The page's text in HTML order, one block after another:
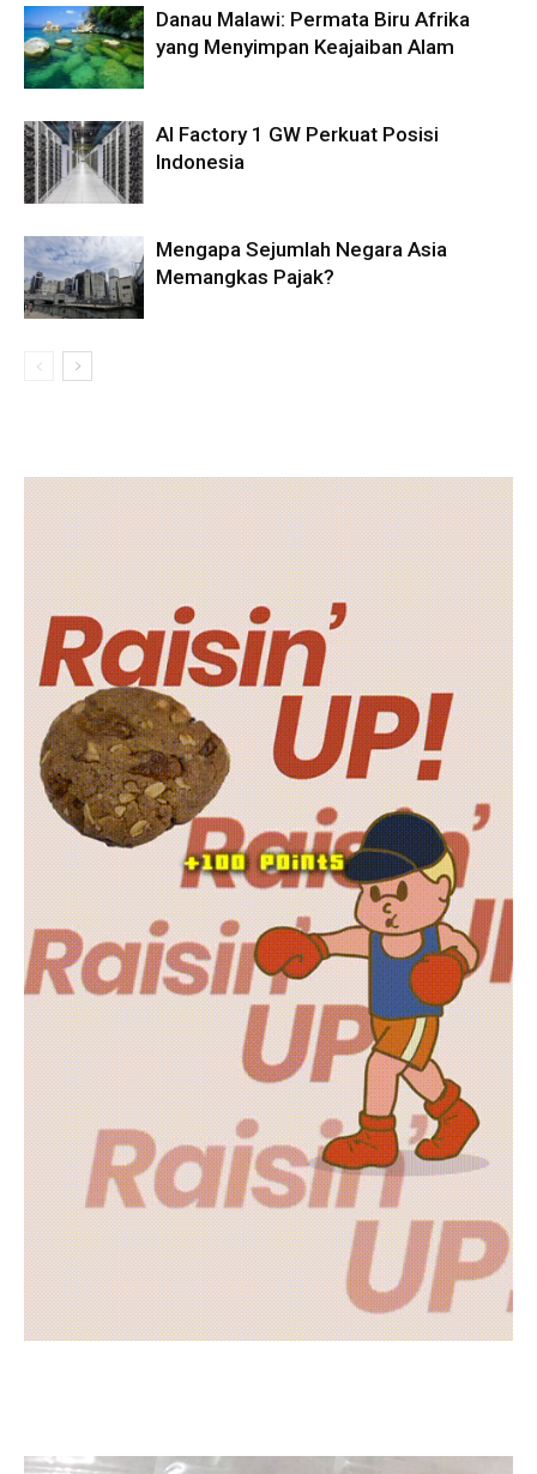
Danau Malawi: Permata Biru Afrika
yang Menyimpan Keajaiban Alam
AI Factory 1 GW Perkuat Posisi
Indonesia
Mengapa Sejumlah Negara Asia
Memangkas Pajak?